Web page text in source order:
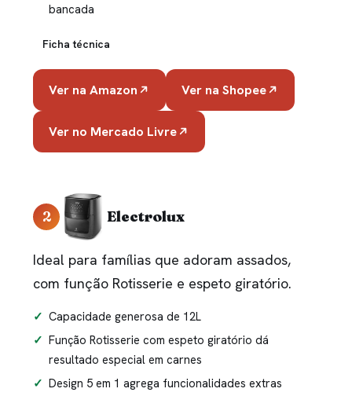
bancada
Ficha técnica
Ver na Amazon Ver na Shopee
Ver no Mercado Livre
2 Electrolux
Ideal para famílias que adoram assados,
com função Rotisserie e espeto giratório.
Capacidade generosa de 12L
Função Rotisserie com espeto giratório dá
resultado especial em carnes
Design 5 em 1 agrega funcionalidades extras